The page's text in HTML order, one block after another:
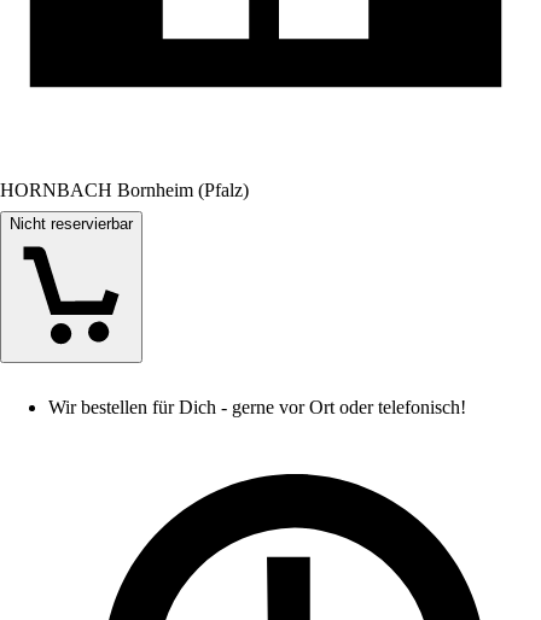
HORNBACH Bornheim (Pfalz)
Nicht reservierbar
Wir bestellen für Dich - gerne vor Ort oder telefonisch!